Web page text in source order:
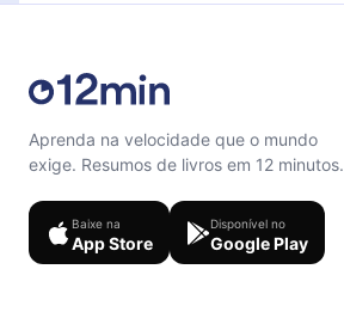
Aprenda na velocidade que o mundo
exige. Resumos de livros em 12 minutos.
Baixe na
App Store
Disponível no
Google Play